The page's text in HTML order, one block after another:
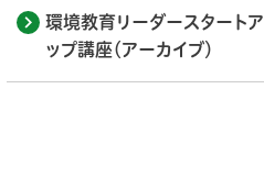
環境教育リーダースタートア
ップ講座（アーカイブ）